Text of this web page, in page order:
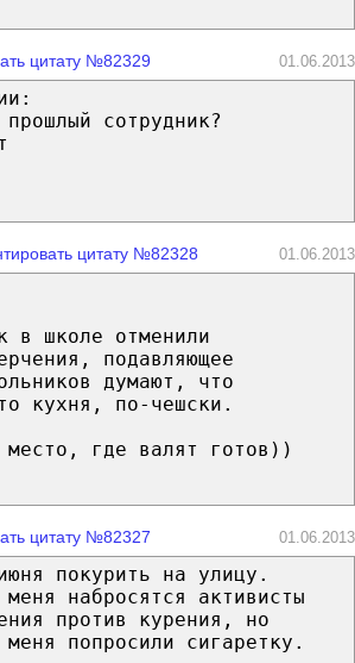
цитату №82329 01.06.2013
сотрудник?
цитату №82328 01.06.2013
в школе отменили
подавляющее
думают, что
кухня, по-чешски.
место, где валят готов))
цитату №82327 01.06.2013
покурить на улицу.
набросятся активисты
против курения, но
попросили сигаретку.